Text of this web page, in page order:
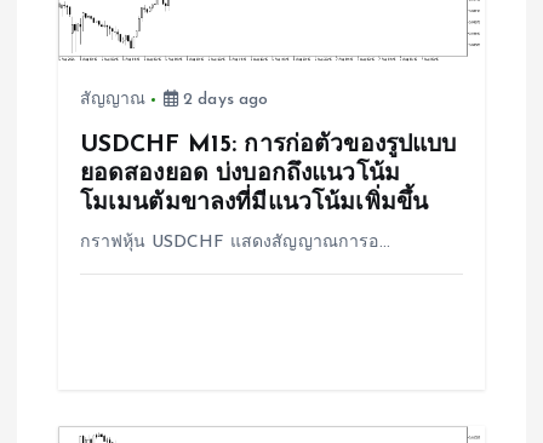
สัญญาณ 2 days ago
USDCHF M15: การก่อตัวของรูปแบบ
ยอดสองยอด บ่งบอกถึงแนวโน้ม
โมเมนตัมขาลงที่มีแนวโน้มเพิ่มขึ้น
กราฟหุ้น USDCHF แสดงสัญญาณการอ…